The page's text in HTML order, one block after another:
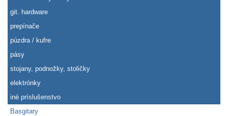
git. hardware
prepínače
púzdra / kufre
pásy
stojany, podnožky, stoličky
elektrónky
iné príslušenstvo
Basgitary